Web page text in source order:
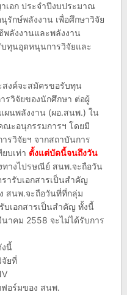
อก ประจำปีงบประมาณ
รักษ์พลังงาน เพื่อศึกษาวิจัย
พลังงานและพลังงาน
ทุนอุดหนุนการวิจัยและ
สงค์จะสมัครขอรับทุน
รวิจัยของนักศึกษา ต่อผู้
ผนพลังงาน (ผอ.สนพ.) ใน
ณะอนุกรรมการฯ โดยมี
รวิจัยฯ จากสถาบันการ
บเท่า ตั้งแต่บัดนี้จนถึงวัน
างไปรษณีย์ สนพ.จะถือวัน
ารับเอกสารเป็นสำคัญ
สนพ.จะถือวันที่ที่กลุ่ม
เอกสารเป็นสำคัญ ทั้งนี้
าคม 2558 จะไม่ได้รับการ
นี้
จัยที่
ฟอร์มของ สนพ.